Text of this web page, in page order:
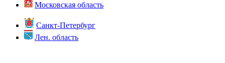
Московская область
Санкт-Петербург
Лен. область